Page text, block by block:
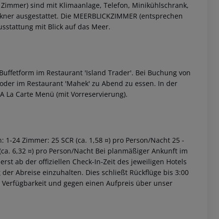
sind mit Klimaanlage, Telefon, Minikühlschrank,
ausgestattet. Die MEERBLICKZIMMER (entsprechen
mit Blick auf das Meer.
im Restaurant 'Island Trader'. Bei Buchung von
im Restaurant 'Mahek' zu Abend zu essen. In der
La Carte Menü (mit Vorreservierung).
24 Zimmer: 25 SCR (ca. 1,58 ¤) pro Person/Nacht 25 -
6,32 ¤) pro Person/Nacht Bei planmäßiger Ankunft im
ab der offiziellen Check-In-Zeit des jeweiligen Hotels
Abreise einzuhalten. Dies schließt Rückflüge bis 3:00
Verfügbarkeit und gegen einen Aufpreis über unser